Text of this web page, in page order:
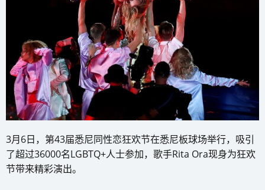
3月6日，第43届悉尼同性恋狂欢节在悉尼板球场举行，吸引
了超过36000名LGBTQ+人士参加，歌手Rita Ora现身为狂欢
节带来精彩演出。